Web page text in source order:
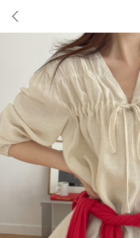
로그인
리뷰 & 혜택
CATEGORY
도착보장⚡
인플루언서 pick!